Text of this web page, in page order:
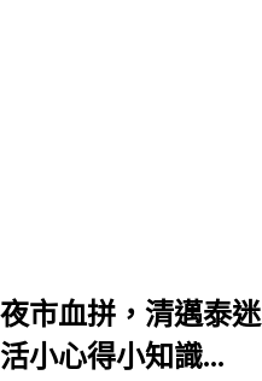
市血拼，清邁泰
小心得小知識...